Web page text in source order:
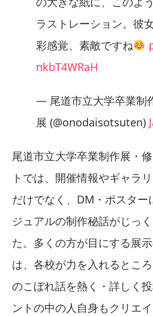
ラストレーション。彼
彩感覚、素敵ですね
nkbT4WRaH
— 尾道市立大学卒業制
展 (@onodaisotsuten)
尾道市立大学卒業制作展・
トでは、開催情報やギャラ
だけでなく、DM・ポスタ
ジュアルの制作秘話がじっ
た。多くの方が目にする展
は、各校が力を入れるとこ
のこぼれ話を熱く・詳しく
ントの中の人自身もクリエ